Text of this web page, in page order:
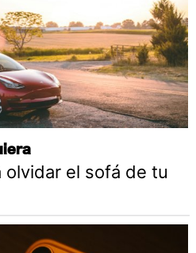
olvidar el sofá de tu